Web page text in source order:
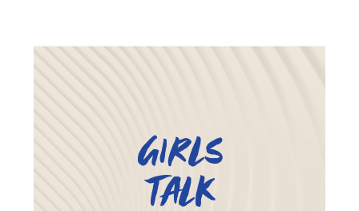
Girls
Talk